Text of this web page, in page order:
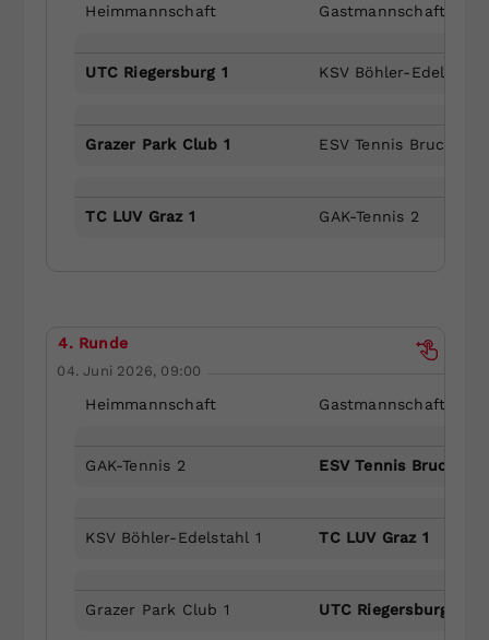
Heimmannschaft Gastmannschaft
UTC Riegersburg 1 KSV Böhler-Edelstahl
Grazer Park Club 1 ESV Tennis Bruck/
TC LUV Graz 1 GAK-Tennis 2
4. Runde
04. Juni 2026, 09:00
Heimmannschaft Gastmannschaft
GAK-Tennis 2 ESV Tennis Bruck/
KSV Böhler-Edelstahl 1 TC LUV Graz 1
Grazer Park Club 1 UTC Riegersburg 1